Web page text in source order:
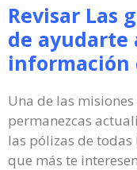
Revisar Las
de ayudarte
información
Una de las
permanezcas
las pólizas de
que más te